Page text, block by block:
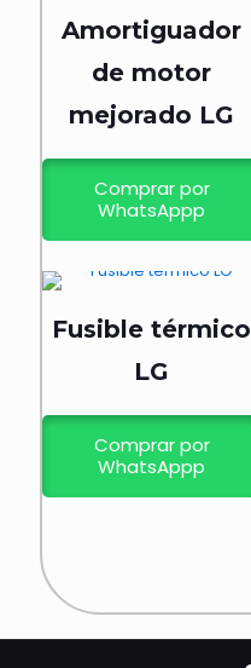
Amortiguador
de motor
mejorado LG
Comprar por
WhatsAppp
Fusible térmico
LG
Comprar por
WhatsAppp